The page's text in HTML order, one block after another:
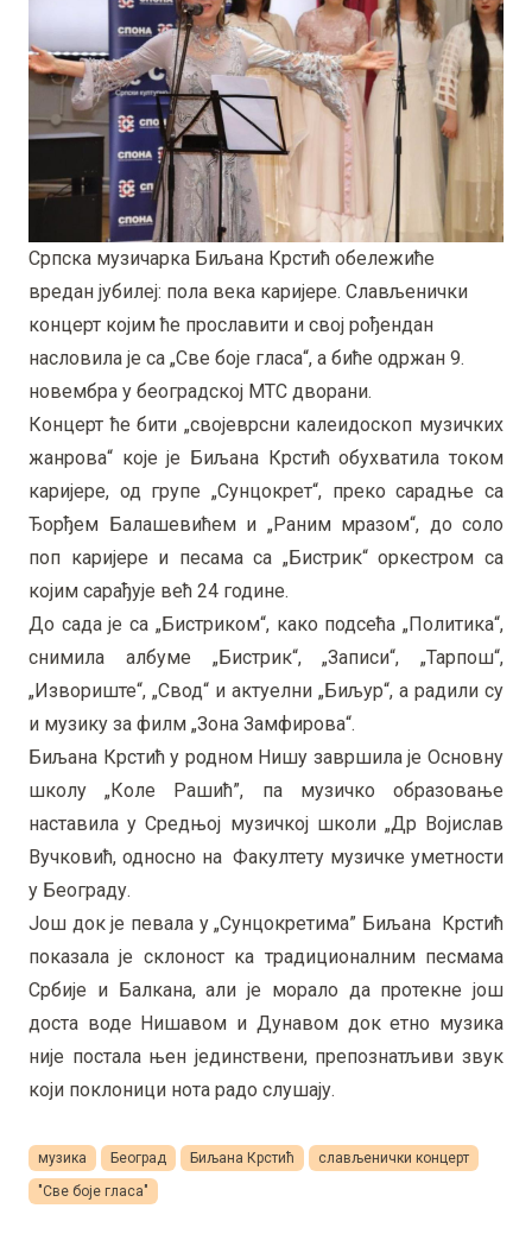
Српска музичарка Биљана Крстић обележиће
вредан јубилеј: пола века каријере. Слављенички
концерт којим ће прославити и свој рођендан
насловила је са „Све боје гласа“, а биће одржан 9.
новембра у београдској МТС дворани.
Концерт ће бити „својеврсни калеидоскоп музичких
жанрова“ које је Биљана Крстић обухватила током
каријере, од групе „Сунцокрет“, преко сарадње са
Ђорђем Балашевићем и „Раним мразом“, до соло
поп каријере и песама са „Бистрик“ оркестром са
којим сарађује већ 24 године.
До сада је са „Бистриком“, како подсећа „Политика“,
снимила албуме „Бистрик“, „Записи“, „Тарпош“,
„Извориште“, „Свод“ и актуелни „Биљур“, а радили су
и музику за филм „Зона Замфирова“.
Биљана Крстић у родном Нишу завршила је Основну
школу „Коле Рашић”, па музичко образовање
наставила у Средњој музичкој школи „Др Војислав
Вучковић, односно на Факултету музичке уметности
у Београду.
Још док је певала у „Сунцокретима” Биљана Крстић
показала је склоност ка традиционалним песмама
Србије и Балкана, али је морало да протекне још
доста воде Нишавом и Дунавом док етно музика
није постала њен јединствени, препознатљиви звук
који поклоници нота радо слушају.
музика Београд Биљана Крстић
слављенички концерт
"Све боје гласа"